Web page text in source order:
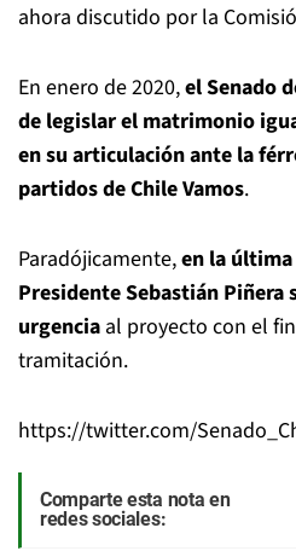
ahora discutido por la
En enero de 2020,el Senado
de legislar el matrimonio
en su articulación ante la
partidos de Chile Vamos.
Paradójicamente,en la
Presidente Sebastián Piñera
urgencia al proyecto con el
tramitación.
https://twitter.com/
Comparte esta nota en
redes sociales: